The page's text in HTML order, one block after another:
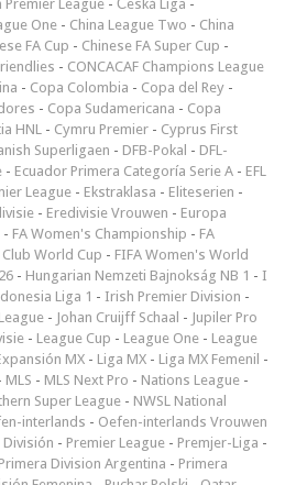
Premier League - Česká Liga -
One - China League Two - China
FA Cup - Chinese FA Super Cup -
- CONCACAF Champions League
- Copa Colombia - Copa del Rey -
- Copa Sudamericana - Copa
HNL - Cymru Premier - Cyprus First
Superligaen - DFB-Pokal - DFL-
- Ecuador Primera Categoría Serie A - EFL
League - Ekstraklasa - Eliteserien -
- Eredivisie Vrouwen - Europa
- FA Women's Championship - FA
Club World Cup - FIFA Women's World
- Hungarian Nemzeti Bajnokság NB 1 - I
Liga 1 - Irish Premier Division -
- Johan Cruijff Schaal - Jupiler Pro
- League Cup - League One - League
MX - Liga MX - Liga MX Femenil -
MLS - MLS Next Pro - Nations League -
Super League - NWSL National
interlands - Oefen-interlands Vrouwen
División - Premier League - Premjer-Liga -
Primera Division Argentina - Primera